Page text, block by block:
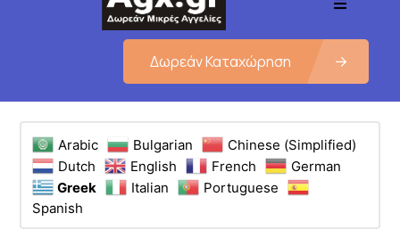
Δωρεάν Καταχώρηση
Arabic Bulgarian
Chinese (Simplified)
Dutch
English French
German
Greek
Italian
Portuguese
Spanish